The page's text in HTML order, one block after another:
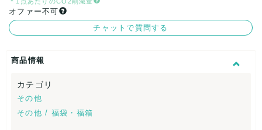
オファー不可
チャットで質問する
商品情報
カテゴリ
その他
その他 / 福袋・福箱